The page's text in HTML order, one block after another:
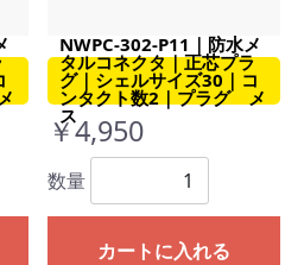
NWPC-302-P11｜防水メ
タルコネクタ｜正芯プラ
グ｜シェルサイズ30｜コ
ンタクト数2｜プラグ メ
ス
￥4,950
数量
カートに入れる